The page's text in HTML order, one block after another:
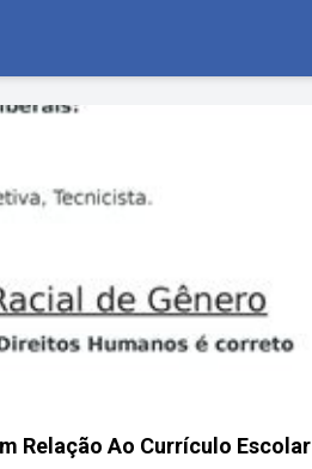
Relação Ao Currículo Escolar